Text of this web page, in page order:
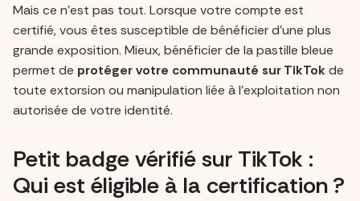
Mais ce n’est pas tout. Lorsque votre compte est
certifié, vous êtes susceptible de bénéficier d’une plus
grande exposition. Mieux, bénéficier de la pastille bleue
permet de protéger votre communauté sur TikTok de
toute extorsion ou manipulation liée à l’exploitation non
autorisée de votre identité.
Petit badge vérifié sur TikTok :
Qui est éligible à la certification ?